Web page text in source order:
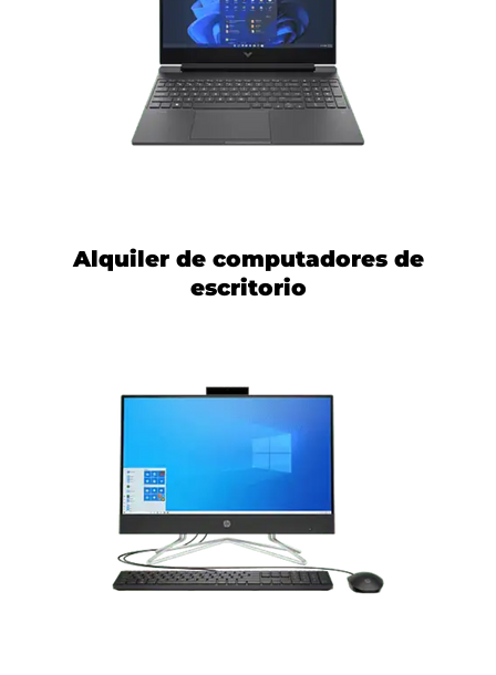
Alquiler de computadores de
escritorio